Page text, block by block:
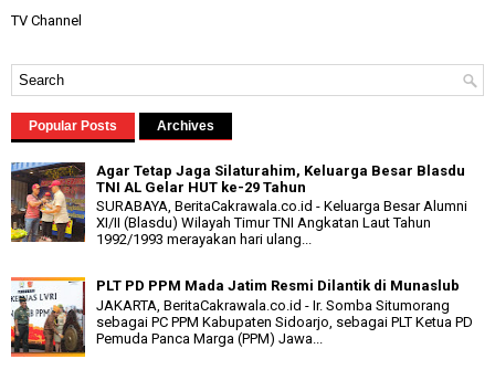
TV Channel
Popular Posts Archives
Agar Tetap Jaga Silaturahim, Keluarga Besar Blasdu
TNI AL Gelar HUT ke-29 Tahun
SURABAYA, BeritaCakrawala.co.id - Keluarga Besar Alumni
XI/II (Blasdu) Wilayah Timur TNI Angkatan Laut Tahun
1992/1993 merayakan hari ulang...
PLT PD PPM Mada Jatim Resmi Dilantik di Munaslub
JAKARTA, BeritaCakrawala.co.id - Ir. Somba Situmorang
sebagai PC PPM Kabupaten Sidoarjo, sebagai PLT Ketua PD
Pemuda Panca Marga (PPM) Jawa...